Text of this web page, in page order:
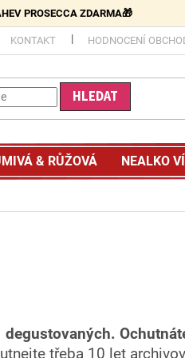
PROSECCA ZDARMA🎁
KONTAKT HODNOCENÍ
HLEDAT
& RŮŽOVÁ NEALKO
degustovaných.
třeba 10 let